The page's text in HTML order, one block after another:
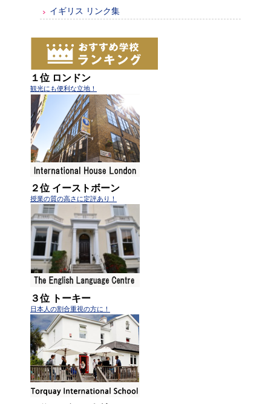
イギリス リンク集
１位 ロンドン
観光にも便利な立地！
２位 イーストボーン
授業の質の高さに定評あり！
３位 トーキー
日本人の割合重視の方に！